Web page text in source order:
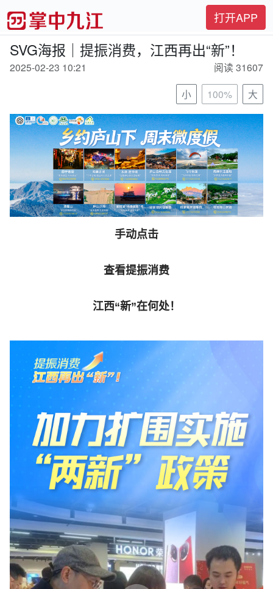
打开APP
SVG海报｜提振消费，江西再出“新”！
2025-02-23 10:21
阅读 31607
小
100% 大
手动点击
查看提振消费
江西“新”在何处！